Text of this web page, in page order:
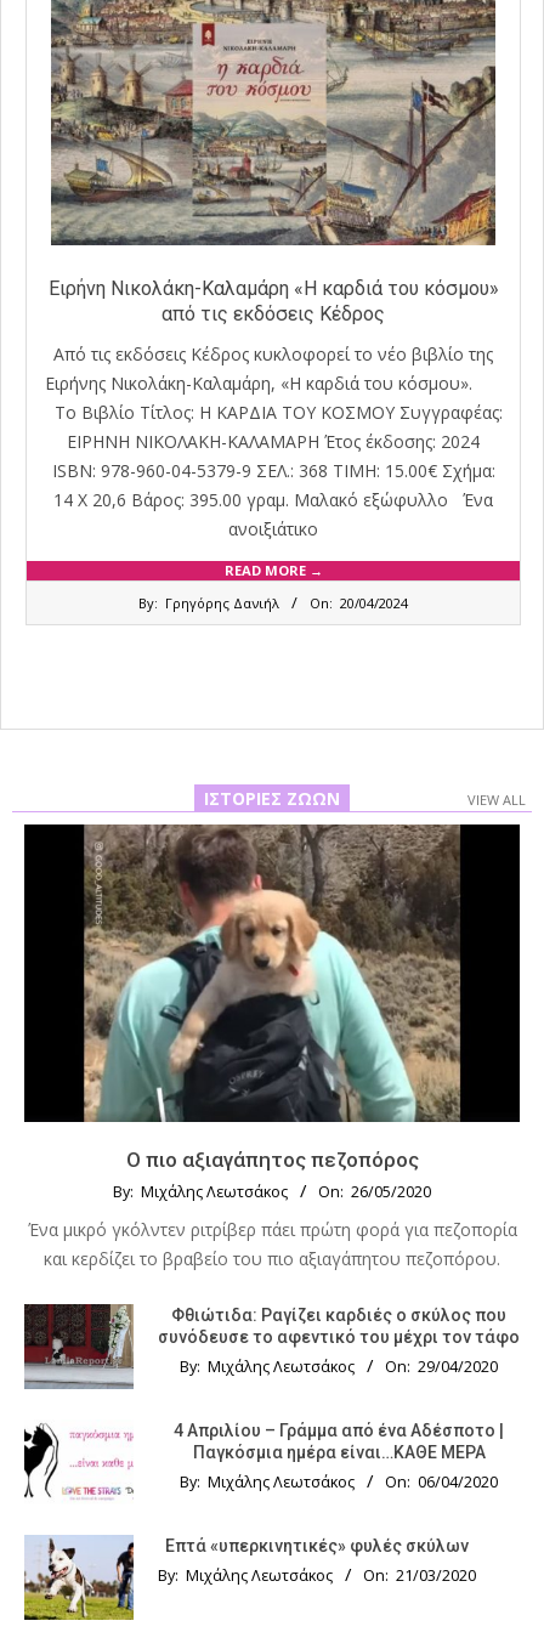
Ειρήνη Νικολάκη-Καλαμάρη «H καρδιά του κόσμου»
από τις εκδόσεις Κέδρος
Από τις εκδόσεις Κέδρος κυκλοφορεί το νέο βιβλίο της
Ειρήνης Νικολάκη-Καλαμάρη, «H καρδιά του κόσμου».
Το Βιβλίο Τίτλος: Η ΚΑΡΔΙΑ ΤΟΥ ΚΟΣΜΟΥ Συγγραφέας:
ΕΙΡΗΝΗ ΝΙΚΟΛΑΚΗ-ΚΑΛΑΜΑΡΗ Έτος έκδοσης: 2024
ISBN: 978-960-04-5379-9 ΣΕΛ.: 368 ΤΙΜΗ: 15.00€ Σχήμα:
14 Χ 20,6 Βάρος: 395.00 γραμ. Μαλακό εξώφυλλο Ένα
ανοιξιάτικο
READ MORE →
By: Γρηγόρης Δανιήλ On: 20/04/2024
ΙΣΤΟΡΊΕΣ ΖΏΩΝ VIEW ALL
Ο πιο αξιαγάπητος πεζοπόρος
By: Μιχάλης Λεωτσάκος On: 26/05/2020
Ένα μικρό γκόλντεν ριτρίβερ πάει πρώτη φορά για πεζοπορία
και κερδίζει το βραβείο του πιο αξιαγάπητου πεζοπόρου.
Φθιώτιδα: Ραγίζει καρδιές ο σκύλος που
συνόδευσε το αφεντικό του μέχρι τον τάφο
By: Μιχάλης Λεωτσάκος On: 29/04/2020
4 Απριλίου – Γράμμα από ένα Αδέσποτο |
Παγκόσμια ημέρα είναι…ΚΑΘΕ ΜΕΡΑ
By: Μιχάλης Λεωτσάκος On: 06/04/2020
Επτά «υπερκινητικές» φυλές σκύλων
By: Μιχάλης Λεωτσάκος On: 21/03/2020